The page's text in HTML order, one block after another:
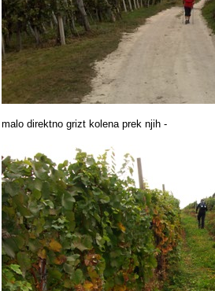
malo direktno grizt kolena prek njih -